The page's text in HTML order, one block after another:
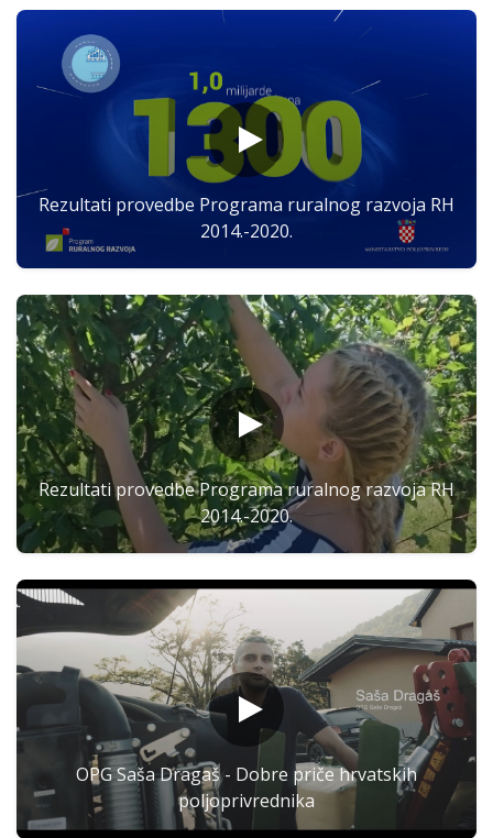
Rezultati provedbe Programa ruralnog razvoja RH
2014.-2020.
Rezultati provedbe Programa ruralnog razvoja RH
2014.-2020.
OPG Saša Dragaš - Dobre priče hrvatskih
poljoprivrednika